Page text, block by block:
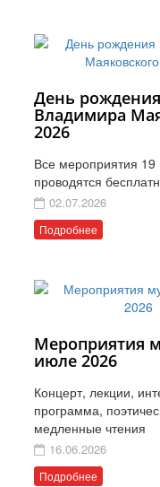
День рождения
Владимира
2026
Все мероприятия
проводятся
02.07.2026
Подробнее
Мероприятия
июле 2026
Концерт, лекции,
программа,
медленные чтения
16.06.2026
Подробнее